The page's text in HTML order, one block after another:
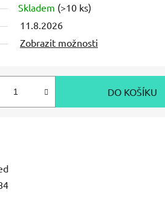
Skladem (>10 ks)
11.8.2026
Zobrazit možnosti
DO KOŠÍKU